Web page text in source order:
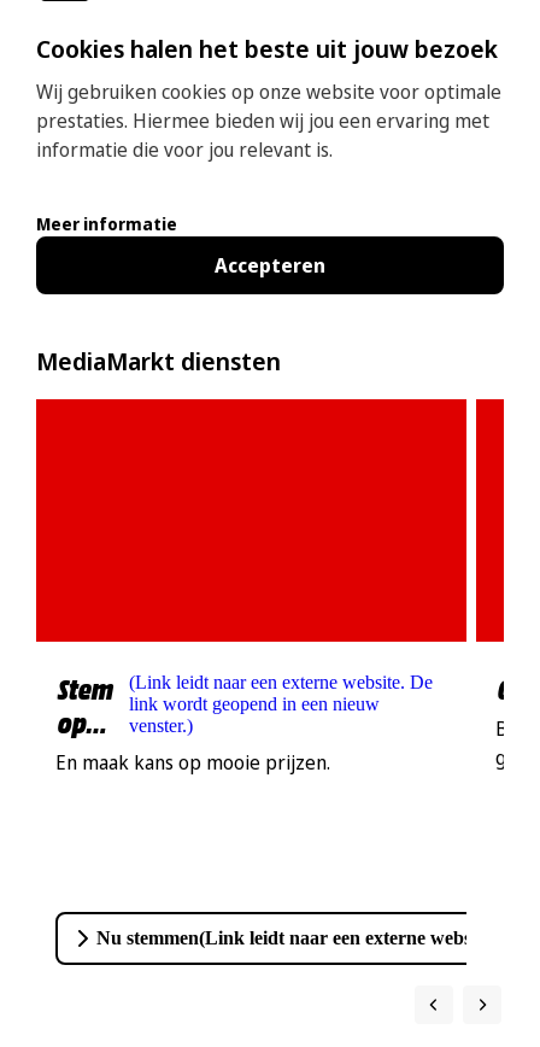
Cookies halen het beste uit jouw bezoek
Wij gebruiken cookies op onze website voor optimale
prestaties. Hiermee bieden wij jou een ervaring met
informatie die voor jou relevant is.
Meer informatie
Accepteren
MediaMarkt diensten
Stem
op
ons!
(Link leidt naar een externe website. De
link wordt geopend in een nieuw
venster.)
En maak kans op mooie prijzen.
Nu stemmen(Link leidt naar een externe website. De